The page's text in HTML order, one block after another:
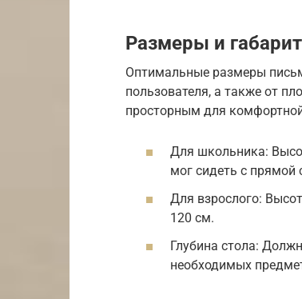
Размеры и
Оптимальные размеры
пользователя, а также от
просторным для
Для школьника:
мог сидеть с прямой
Для взрослого:
120 см.
Глубина стола:
необходимых